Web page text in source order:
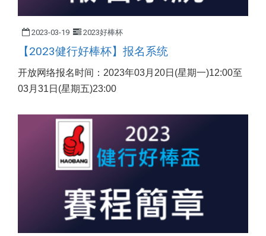
2023-03-19 2023好棒杯
【2023健行好棒杯】报名系统
开放网络报名时间：2023年03月20日(星期一)12:00至
03月31日(星期五)23:00